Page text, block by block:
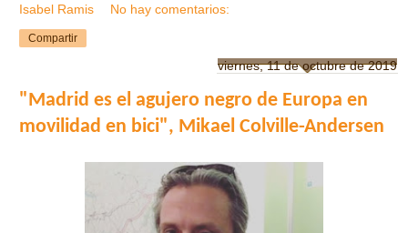
Isabel Ramis No hay comentarios:
Compartir
viernes, 11 de octubre de 2019
"Madrid es el agujero negro de Europa en
movilidad en bici", Mikael Colville-Andersen